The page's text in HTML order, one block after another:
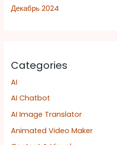
Декабрь 2024
Categories
AI
AI Chatbot
AI Image Translator
Animated Video Maker